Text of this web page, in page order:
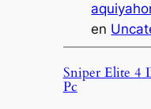
en
Sniper Elite 4
Pc